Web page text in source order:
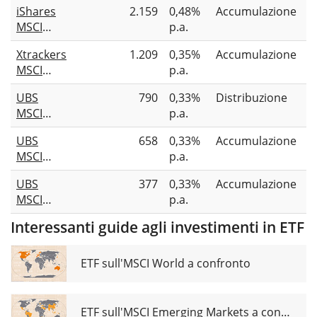
iShares
MSCI
Canada
UCITS
ETF (Acc)
2.159
0,48%
p.a.
Accumulazione
Xtrackers
MSCI
Canada
Screened
UCITS
ETF 1C
1.209
0,35%
p.a.
Accumulazione
UBS
MSCI
Canada
UCITS
ETF CAD
dis
790
0,33%
p.a.
Distribuzione
UBS
MSCI
Canada
UCITS
ETF CAD
acc
658
0,33%
p.a.
Accumulazione
UBS
MSCI
Canada
Universal
UCITS
ETF CAD
acc
377
0,33%
p.a.
Accumulazione
Interessanti guide agli investimenti in ETF
ETF sull'MSCI World a confronto
ETF sull'MSCI Emerging Markets a confronto